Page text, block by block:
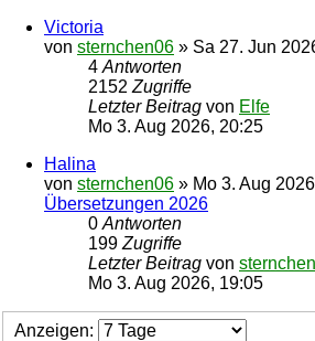
Victoria
von sternchen06 » Sa 27. Jun
4 Antworten
2152 Zugriffe
Letzter Beitrag von Elfe
Mo 3. Aug 2026, 20:25
Halina
von sternchen06 » Mo 3. Aug
Übersetzungen 2026
0 Antworten
199 Zugriffe
Letzter Beitrag von
Mo 3. Aug 2026, 19:05
Anzeigen: